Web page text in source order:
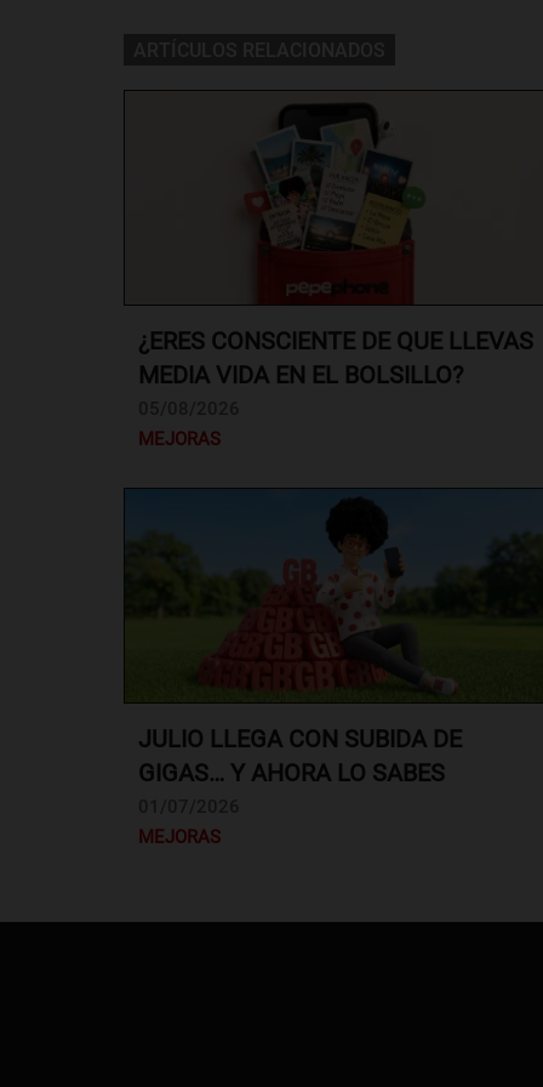
¿ERES CONSCIENTE DE QUE LLEVAS
MEDIA VIDA EN EL BOLSILLO?
MEJORAS
JULIO LLEGA CON SUBIDA DE
GIGAS… Y AHORA LO SABES
MEJORAS